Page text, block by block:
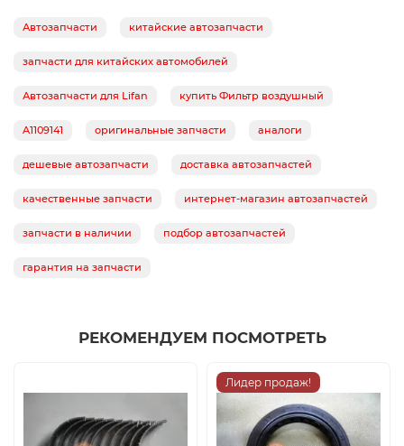
Автозапчасти китайские автозапчасти
запчасти для китайских автомобилей
Автозапчасти для Lifan купить Фильтр воздушный
A1109141 оригинальные запчасти аналоги
дешевые автозапчасти доставка автозапчастей
качественные запчасти интернет-магазин автозапчастей
запчасти в наличии подбор автозапчастей
гарантия на запчасти
РЕКОМЕНДУЕМ ПОСМОТРЕТЬ
Лидер продаж!